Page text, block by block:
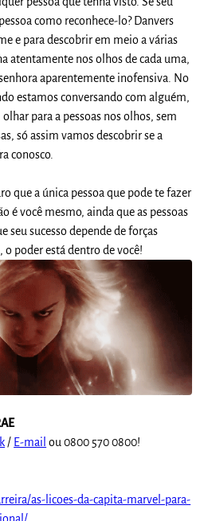
como reconhece-lo? Danvers
e para descobrir em meio a várias
atentamente nos olhos de cada uma,
aparentemente inofensiva. No
estamos conversando com alguém,
para a pessoas nos olhos, sem
só assim vamos descobrir se a
conosco.
a única pessoa que pode te fazer
é você mesmo, ainda que as pessoas
seu sucesso depende de forças
o poder está dentro de você!
/ E-mail ou 0800 570 0800!
as-licoes-da-capita-marvel-para-